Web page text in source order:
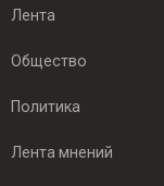
Лента
Общество
Политика
Лента мнений